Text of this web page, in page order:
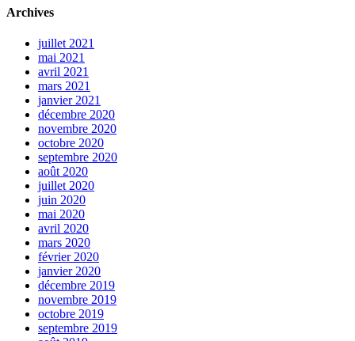
Archives
juillet 2021
mai 2021
avril 2021
mars 2021
janvier 2021
décembre 2020
novembre 2020
octobre 2020
septembre 2020
août 2020
juillet 2020
juin 2020
mai 2020
avril 2020
mars 2020
février 2020
janvier 2020
décembre 2019
novembre 2019
octobre 2019
septembre 2019